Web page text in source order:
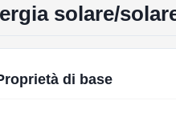
solare/
di base